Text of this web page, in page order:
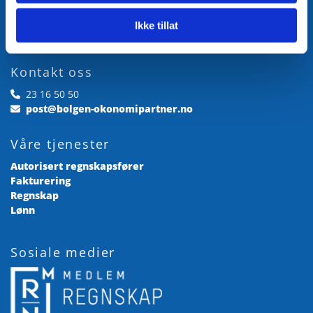
Ikke tillat
Kontakt oss
 23 16 50 50
 post@bolgen-okonomipartner.no
Våre tjenester
Autorisert regnskapsfører
Fakturering
Regnskap
Lønn
Sosiale medier